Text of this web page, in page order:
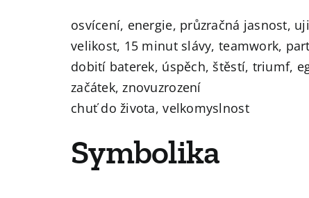
osvícení, energie, průzračná jasnost,
velikost, 15 minut slávy, teamwork,
dobití baterek, úspěch, štěstí, triumf,
začátek, znovuzrození
chuť do života, velkomyslnost
Symbolika